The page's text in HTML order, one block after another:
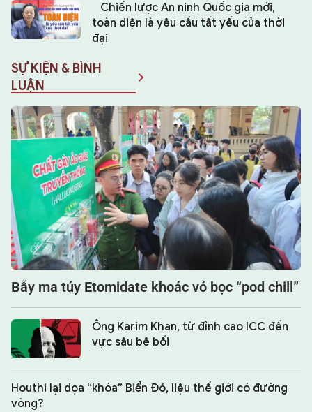
Chiến lược An ninh Quốc gia mới,
toàn diện là yêu cầu tất yếu của thời
đại
SỰ KIỆN & BÌNH
LUẬN
Bẫy ma túy Etomidate khoác vỏ bọc “pod chill”
Ông Karim Khan, từ đỉnh cao ICC đến
vực sâu bê bối
Houthi lại dọa “khóa” Biển Đỏ, liệu thế giới có đường
vòng?